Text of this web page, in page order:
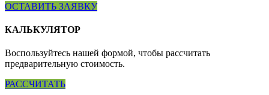
ОСТАВИТЬ ЗАЯВКУ
КАЛЬКУЛЯТОР
Воспользуйтесь нашей формой, чтобы рассчитать
предварительную стоимость.
РАССЧИТАТЬ